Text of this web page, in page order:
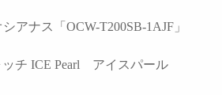
アナス「OCW-T200SB-1AJF」
ッチ ICE Pearl アイスパール